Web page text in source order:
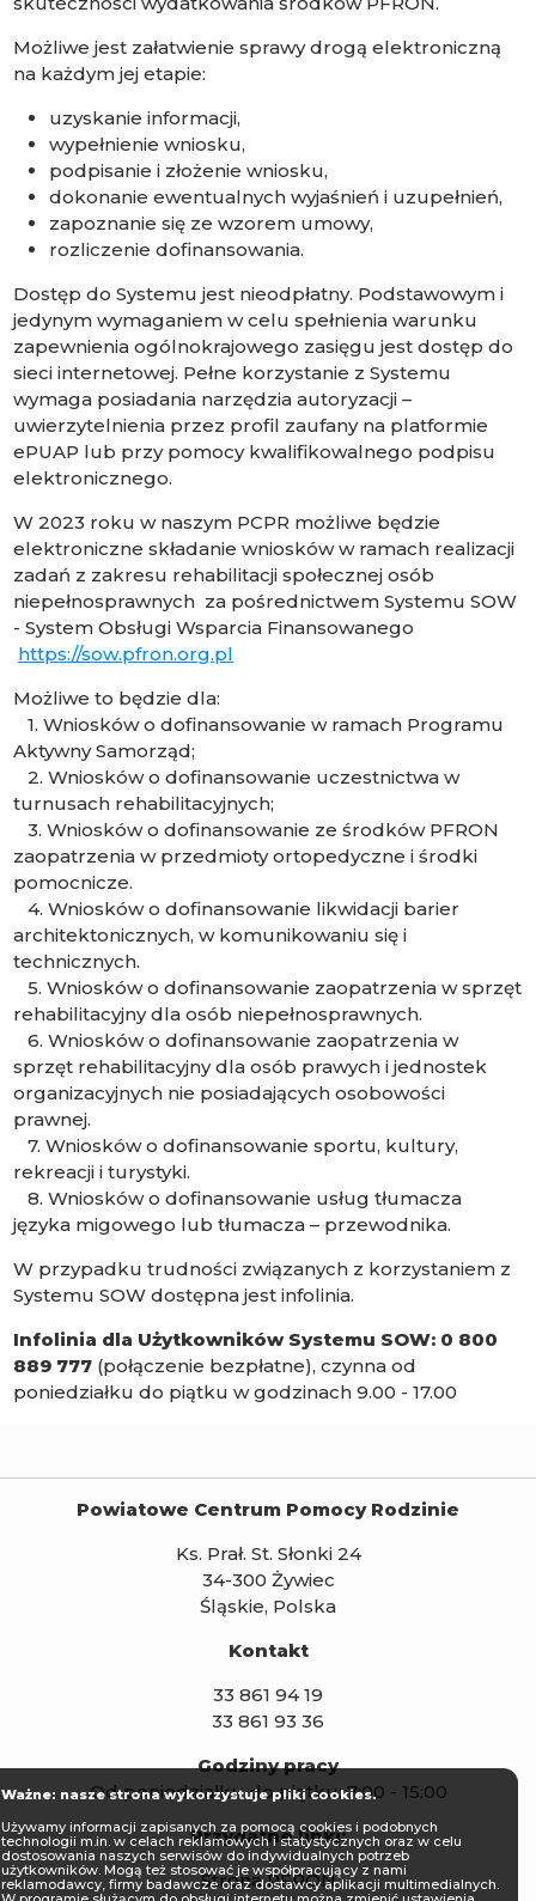
Możliwe jest załatwienie sprawy drogą elektroniczną
na każdym jej etapie:
uzyskanie informacji,
wypełnienie wniosku,
podpisanie i złożenie wniosku,
dokonanie ewentualnych wyjaśnień i uzupełnień,
zapoznanie się ze wzorem umowy,
rozliczenie dofinansowania.
Dostęp do Systemu jest nieodpłatny. Podstawowym i
jedynym wymaganiem w celu spełnienia warunku
zapewnienia ogólnokrajowego zasięgu jest dostęp do
sieci internetowej. Pełne korzystanie z Systemu
wymaga posiadania narzędzia autoryzacji –
uwierzytelnienia przez profil zaufany na platformie
ePUAP lub przy pomocy kwalifikowalnego podpisu
elektronicznego.
W 2023 roku w naszym PCPR możliwe będzie
elektroniczne składanie wniosków w ramach realizacji
zadań z zakresu rehabilitacji społecznej osób
niepełnosprawnych za pośrednictwem Systemu SOW
- System Obsługi Wsparcia Finansowanego
https://sow.pfron.org.pl
Możliwe to będzie dla:
1. Wniosków o dofinansowanie w ramach Programu
Aktywny Samorząd;
2. Wniosków o dofinansowanie uczestnictwa w
turnusach rehabilitacyjnych;
3. Wniosków o dofinansowanie ze środków PFRON
zaopatrzenia w przedmioty ortopedyczne i środki
pomocnicze.
4. Wniosków o dofinansowanie likwidacji barier
architektonicznych, w komunikowaniu się i
technicznych.
5. Wniosków o dofinansowanie zaopatrzenia w sprzęt
rehabilitacyjny dla osób niepełnosprawnych.
6. Wniosków o dofinansowanie zaopatrzenia w
sprzęt rehabilitacyjny dla osób prawych i jednostek
organizacyjnych nie posiadających osobowości
prawnej.
7. Wniosków o dofinansowanie sportu, kultury,
rekreacji i turystyki.
8. Wniosków o dofinansowanie usług tłumacza
języka migowego lub tłumacza – przewodnika.
W przypadku trudności związanych z korzystaniem z
Systemu SOW dostępna jest infolinia.
Infolinia dla Użytkowników Systemu SOW: 0 800
889 777 (połączenie bezpłatne), czynna od
poniedziałku do piątku w godzinach 9.00 - 17.00
Powiatowe Centrum Pomocy Rodzinie
Ks. Prał. St. Słonki 24
34-300 Żywiec
Śląskie, Polska
Kontakt
33 861 94 19
33 861 93 36
Godziny pracy
Od poniedziałku do piątku: 7:00 - 15:00
Przydatne linki:
Strona PFRON
Ważne: nasze strona wykorzystuje pliki cookies.
Używamy informacji zapisanych za pomocą cookies i podobnych
technologii m.in. w celach reklamowych i statystycznych oraz w celu
dostosowania naszych serwisów do indywidualnych potrzeb
użytkowników. Mogą też stosować je współpracujący z nami
reklamodawcy, firmy badawcze oraz dostawcy aplikacji multimedialnych.